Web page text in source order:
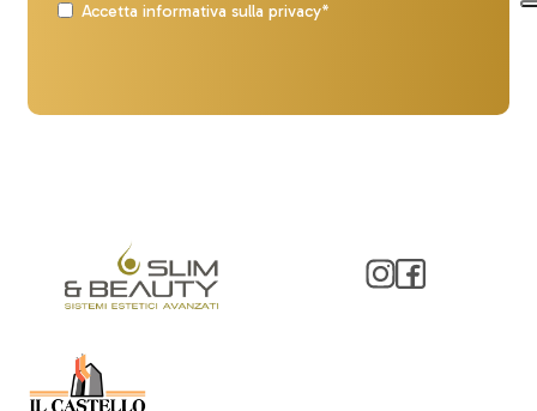
Accetta informativa sulla privacy*